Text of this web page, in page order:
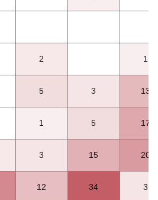
2 1
5 3 13
1 5 17
3 15 20
12 34 3